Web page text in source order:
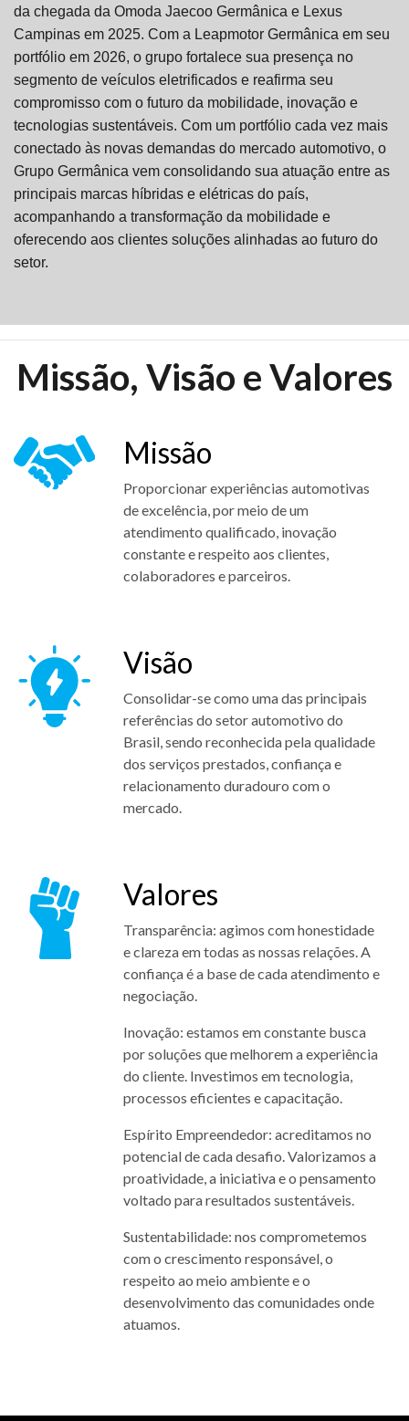
da chegada da Omoda Jaecoo Germânica e Lexus
Campinas em 2025. Com a Leapmotor Germânica em seu
portfólio em 2026, o grupo fortalece sua presença no
segmento de veículos eletrificados e reafirma seu
compromisso com o futuro da mobilidade, inovação e
tecnologias sustentáveis. Com um portfólio cada vez mais
conectado às novas demandas do mercado automotivo, o
Grupo Germânica vem consolidando sua atuação entre as
principais marcas híbridas e elétricas do país,
acompanhando a transformação da mobilidade e
oferecendo aos clientes soluções alinhadas ao futuro do
setor.
Missão, Visão e Valores
Missão
Proporcionar experiências automotivas
de excelência, por meio de um
atendimento qualificado, inovação
constante e respeito aos clientes,
colaboradores e parceiros.
Visão
Consolidar-se como uma das principais
referências do setor automotivo do
Brasil, sendo reconhecida pela qualidade
dos serviços prestados, confiança e
relacionamento duradouro com o
mercado.
Valores
Transparência: agimos com honestidade
e clareza em todas as nossas relações. A
confiança é a base de cada atendimento e
negociação.
Inovação: estamos em constante busca
por soluções que melhorem a experiência
do cliente. Investimos em tecnologia,
processos eficientes e capacitação.
Espírito Empreendedor: acreditamos no
potencial de cada desafio. Valorizamos a
proatividade, a iniciativa e o pensamento
voltado para resultados sustentáveis.
Sustentabilidade: nos comprometemos
com o crescimento responsável, o
respeito ao meio ambiente e o
desenvolvimento das comunidades onde
atuamos.